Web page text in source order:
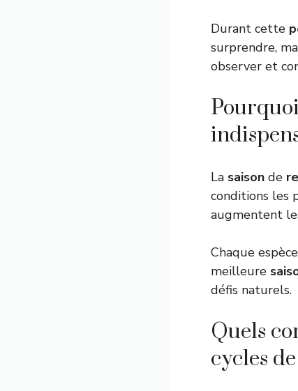
Durant cette
surprendre,
observer et
La saison de
conditions les
augmentent
Chaque
meilleure
défis naturels.
Quels
cycles